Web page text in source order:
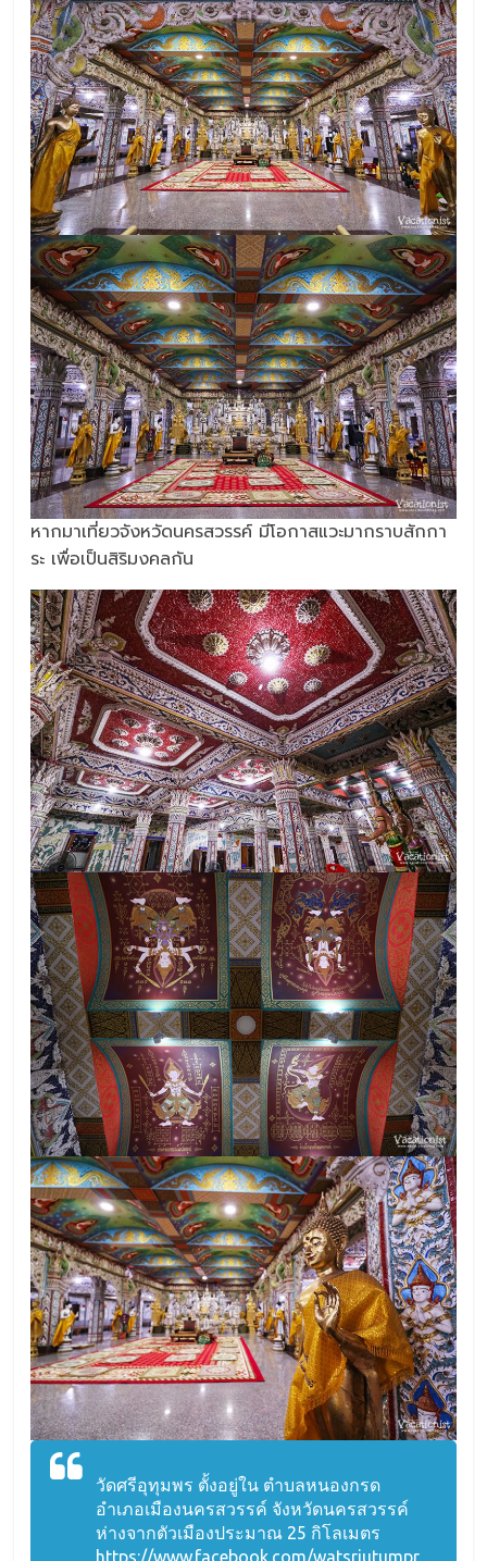
หากมาเที่ยวจังหวัดนครสวรรค์ มีโอกาสแวะมากราบสักกา
ระ เพื่อเป็นสิริมงคลกัน
วัดศรีอุทุมพร ตั้งอยู่ใน ตำบลหนองกรด
อำเภอเมืองนครสวรรค์ จังหวัดนครสวรรค์
ห่างจากตัวเมืองประมาณ 25 กิโลเมตร
https://www.facebook.com/watsriutumpr